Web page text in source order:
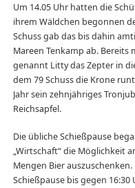
Um 14.05 Uhr hatten die
ihrem Wäldchen begonnen
Schuss gab das bis dahin
Mareen Tenkamp ab. Bereits
genannt Litty das Zepter in
dem 79 Schuss die Krone
Jahr sein zehnjähriges
Reichsapfel.
Die übliche Schießpause
„Wirtschaft“ die Möglichkeit
Mengen Bier
Schießpause bis gegen